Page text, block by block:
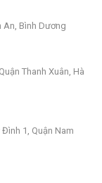
An, Bình Dương
Thanh Xuân, Hà
Đình 1, Quận Nam